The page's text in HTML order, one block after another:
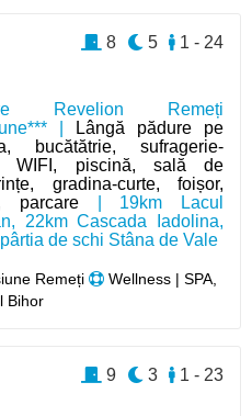
Revelion Remeți
|
Lângă pădure pe
bucătătrie, sufragerie-
WIFI, piscină, sală de
gradina-curte, foișor,
parcare| 19km Lacul
22km Cascada Iadolina,
de schi Stâna de Vale
Remeți
Wellness | SPA,
Bihor
1 - 24
5
8
1 - 23
3
9